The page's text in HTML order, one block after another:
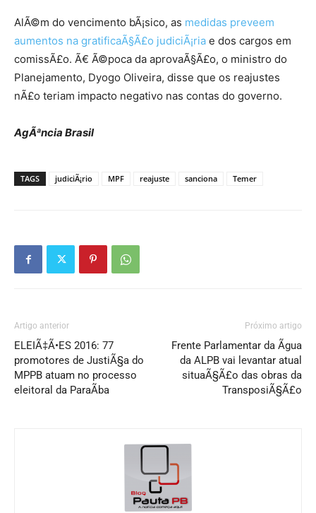
AlÃ©m do vencimento bÃ¡sico, as medidas preveem
aumentos na gratificaÃ§Ã£o judiciÃ¡ria e dos cargos em
comissÃ£o. Ã€ Ã©poca da aprovaÃ§Ã£o, o ministro do
Planejamento, Dyogo Oliveira, disse que os reajustes
nÃ£o teriam impacto negativo nas contas do governo.
AgÃªncia Brasil
TAGS judiciÃ¡rio MPF reajuste sanciona Temer
Artigo anterior
ELEIÃ‡Ã•ES 2016: 77
promotores de JustiÃ§a do
MPPB atuam no processo
eleitoral da ParaÃ­ba
Próximo artigo
Frente Parlamentar da Ãgua
da ALPB vai levantar atual
situaÃ§Ã£o das obras da
TransposiÃ§Ã£o